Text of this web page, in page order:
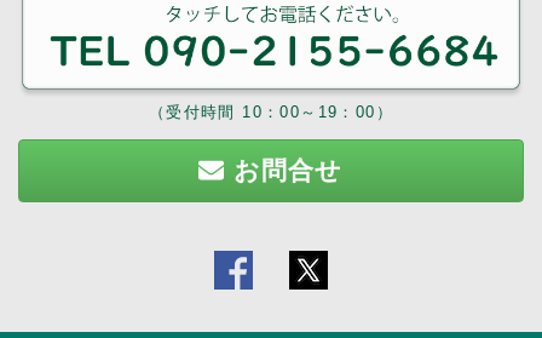
（受付時間 10：00～19：00）
お問合せ